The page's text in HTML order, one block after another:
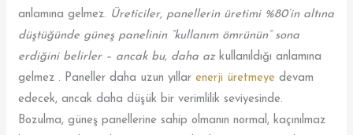
anlamına gelmez. Üreticiler, panellerin üretimi %80’in altına
düştüğünde güneş panelinin “kullanım ömrünün” sona
erdiğini belirler – ancak bu, daha az kullanıldığı anlamına
gelmez . Paneller daha uzun yıllarenerji üretmeye devam
edecek, ancak daha düşük bir verimlilik seviyesinde.
Bozulma, güneş panellerine sahip olmanın normal, kaçınılmaz